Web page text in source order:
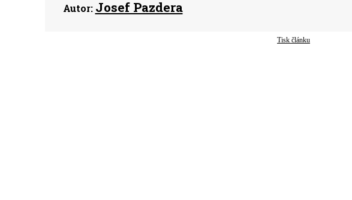
Autor: Josef Pazdera
Tisk článku